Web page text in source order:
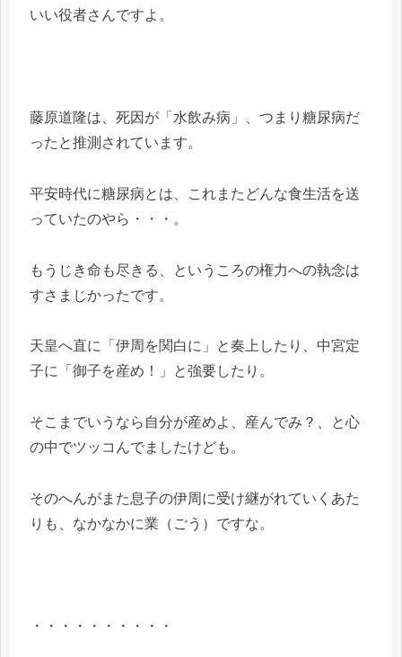
いい役者さんですよ。
藤原道隆は、死因が「水飲み病」、つまり糖尿病だ
ったと推測されています。
平安時代に糖尿病とは、これまたどんな食生活を送
っていたのやら・・・。
もうじき命も尽きる、というころの権力への執念は
すさまじかったです。
天皇へ直に「伊周を関白に」と奏上したり、中宮定
子に「御子を産め！」と強要したり。
そこまでいうなら自分が産めよ、産んでみ？、と心
の中でツッコんでましたけども。
そのへんがまた息子の伊周に受け継がれていくあた
りも、なかなかに業（ごう）ですな。
・・・・・・・・・・